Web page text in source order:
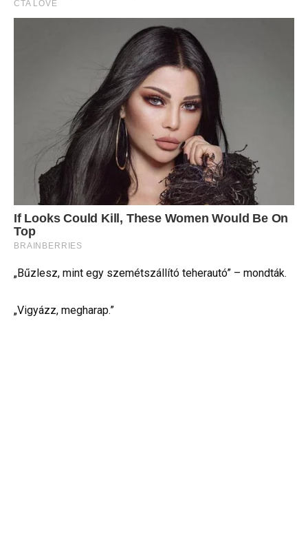
„Bűzlesz, mint egy szemétszállító teherautó” – mondták.
„Vigyázz, megharap.”